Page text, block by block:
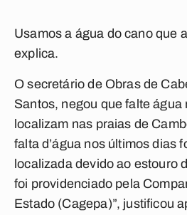
Usamos a água do cano que
explica.
O secretário de Obras de
Santos, negou que falte água
localizam nas praias de
falta d’água nos últimos dias
localizada devido ao estouro
foi providenciado pela
Estado (Cagepa)”, justificou